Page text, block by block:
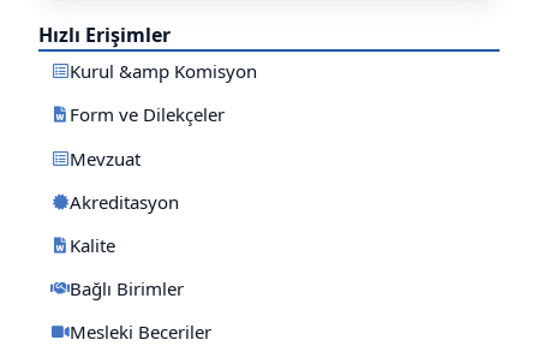
Hızlı Erişimler
Kurul &amp Komisyon
Form ve Dilekçeler
Mevzuat
Akreditasyon
Kalite
Bağlı Birimler
Mesleki Beceriler